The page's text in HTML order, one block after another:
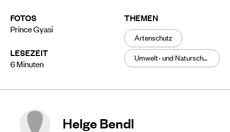
FOTOS
Prince Gyasi
LESEZEIT
6Minuten
THEMEN
Artenschutz
Umwelt- und Naturschutz
Helge Bendl